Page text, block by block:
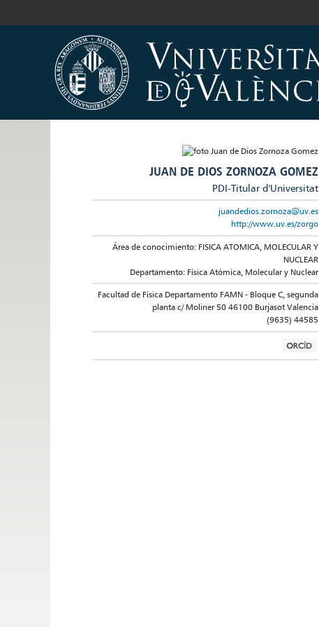
JUAN DE DIOS ZORNOZA GOMEZ
PDI-Titular d'Universitat
juandedios.zornoza@uv.es
http://www.uv.es/zorgo
Área de conocimiento: FISICA ATOMICA, MOLECULAR Y
NUCLEAR
Departamento: Física Atómica, Molecular y Nuclear
Facultad de Física Departamento FAMN - Bloque C, segunda
planta c/ Moliner 50 46100 Burjasot Valencia
(9635) 44585